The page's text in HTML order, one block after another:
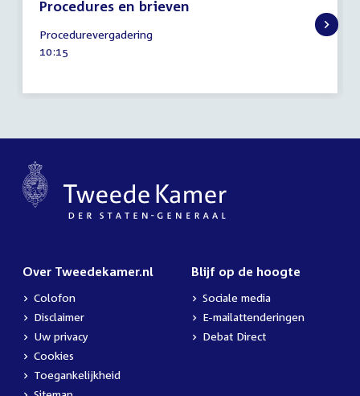
Procedures en brieven
maart
2018
Procedurevergadering
Tijd
10:15
Over Tweedekamer.nl
Colofon
Disclaimer
Uw privacy
Cookies
Toegankelijkheid
Blijf op de hoogte
Sociale media
E-mailattenderingen
Debat Direct